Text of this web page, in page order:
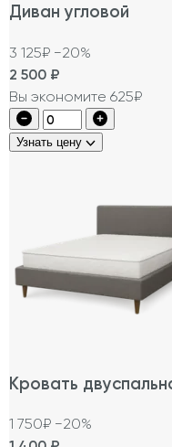
Диван угловой
3 125₽ −20%
2 500 ₽
Вы экономите 625₽
Узнать цену
Кровать
1 750₽ −20%